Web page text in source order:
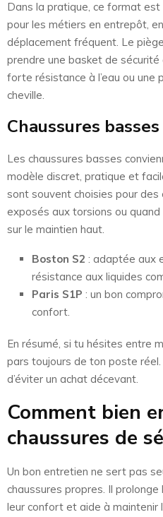
Dans la pratique, ce format
pour les métiers en entrepôt,
déplacement fréquent. Le
prendre une basket de
forte résistance à l’eau ou une
cheville.
Chaussures basses
Les chaussures basses
modèle discret, pratique et
sont souvent choisies pour des
exposés aux torsions ou
sur le maintien haut.
Boston S2 : adaptée aux
résistance aux liquides
Paris S1P : un bon
confort.
En résumé, si tu hésites entre
pars toujours de ton poste réel.
d’éviter un achat décevant.
Comment bien
chaussures de
Un bon entretien ne sert pas
chaussures propres. Il
leur confort et aide à maintenir